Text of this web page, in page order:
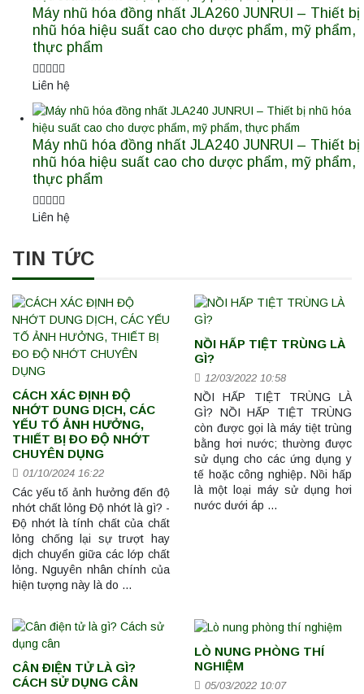
Máy nhũ hóa đồng nhất JLA260 JUNRUI – Thiết bị
nhũ hóa hiệu suất cao cho dược phẩm, mỹ phẩm,
thực phẩm
Liên hệ
Máy nhũ hóa đồng nhất JLA240 JUNRUI – Thiết bị
nhũ hóa hiệu suất cao cho dược phẩm, mỹ phẩm,
thực phẩm
Liên hệ
TIN TỨC
CÁCH XÁC ĐỊNH ĐỘ
NHỚT DUNG DỊCH, CÁC
YẾU TỐ ẢNH HƯỞNG,
THIẾT BỊ ĐO ĐỘ NHỚT
CHUYÊN DỤNG
01/10/2024 16:22
Các yếu tố ảnh hưởng đến độ
nhớt chất lỏng Độ nhớt là gì? -
Độ nhớt là tính chất của chất
lỏng chống lại sự trượt hay
dịch chuyển giữa các lớp chất
lỏng. Nguyên nhân chính của
hiện tượng này là do …
NỒI HẤP TIỆT TRÙNG LÀ
GÌ?
12/03/2022 10:58
NỒI HẤP TIỆT TRÙNG LÀ
GÌ? NỒI HẤP TIỆT TRÙNG
còn được gọi là máy tiệt trùng
bằng hơi nước; thường được
sử dụng cho các ứng dụng y
tế hoặc công nghiệp. Nồi hấp
là một loại máy sử dụng hơi
nước dưới áp …
CÂN ĐIỆN TỬ LÀ GÌ?
CÁCH SỬ DỤNG CÂN
LÒ NUNG PHÒNG THÍ
NGHIỆM
05/03/2022 10:07